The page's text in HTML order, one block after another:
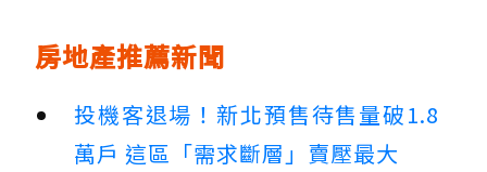
房地產推薦新聞
投機客退場！新北預售待售量破1.8
萬戶 這區「需求斷層」賣壓最大